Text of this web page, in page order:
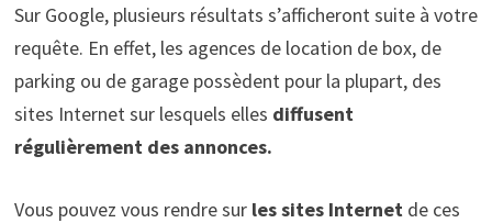
Sur Google, plusieurs résultats s’afficheront suite à votre
requête. En effet, les agences de location de box, de
parking ou de garage possèdent pour la plupart, des
sites Internet sur lesquels elles diffusent
régulièrement des annonces.
Vous pouvez vous rendre sur les sites Internetde ces